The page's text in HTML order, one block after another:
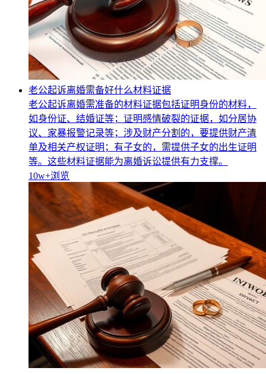
老公起诉离婚需备好什么材料证据
老公起诉离婚需准备的材料证据包括证明身份的材料，
如身份证、结婚证等；证明感情破裂的证据，如分居协
议、家暴报警记录等；涉及财产分割的，要提供财产清
单及相关产权证明；有子女的，需提供子女的出生证明
等。这些材料证据能为离婚诉讼提供有力支撑。
10w+浏览